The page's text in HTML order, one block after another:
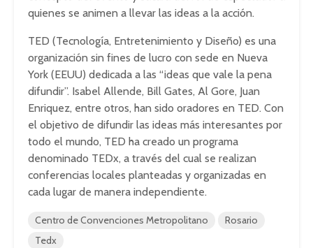
quienes se animen a llevar las ideas a la acción.
TED (Tecnología, Entretenimiento y Diseño) es una
organización sin fines de lucro con sede en Nueva
York (EEUU) dedicada a las “ideas que vale la pena
difundir”. Isabel Allende, Bill Gates, Al Gore, Juan
Enriquez, entre otros, han sido oradores en TED. Con
el objetivo de difundir las ideas más interesantes por
todo el mundo, TED ha creado un programa
denominado TEDx, a través del cual se realizan
conferencias locales planteadas y organizadas en
cada lugar de manera independiente.
Centro de Convenciones Metropolitano
Rosario
Tedx